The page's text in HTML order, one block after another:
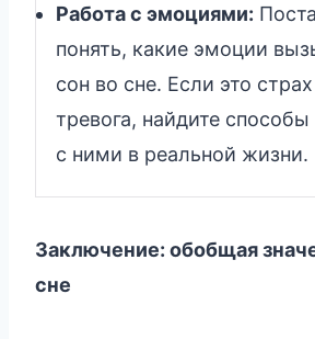
Работа с эмоциями:
понять, какие эмоции
сон во сне. Если это
тревога, найдите способы
с ними в реальной жизни.
Заключение: обобщая
сне